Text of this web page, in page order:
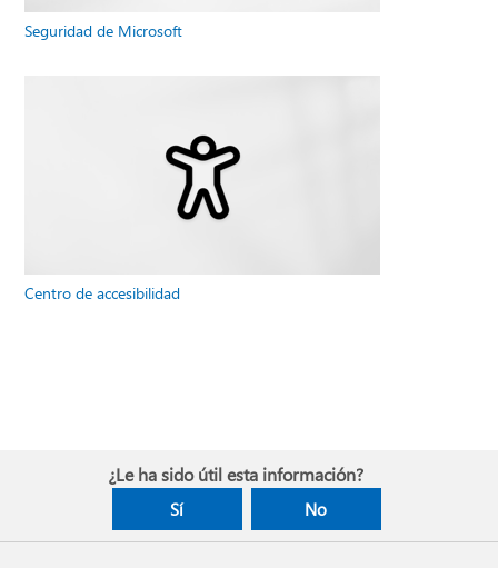
Seguridad de Microsoft
Centro de accesibilidad
¿Le ha sido útil esta información?
Sí No